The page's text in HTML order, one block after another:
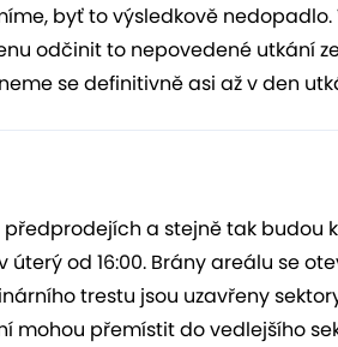
byť to výsledkově
odčinit to nepovedené utkání
se definitivně asi až v den
a stejně tak budou
od 16:00. Brány areálu se
trestu jsou uzavřeny
mohou přemístit do vedlejšího